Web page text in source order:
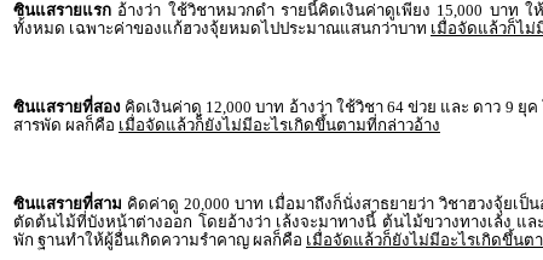
ซินแสรายแรก อ้างว่า ใช้วิชาหมวกดำ รายนี้คิดเงินค่าดูเพียง 15,000 บาท
ทั้งหมด เฉพาะค่าของแก้ฮวงจุ้ยหมดไปประมาณแสนกว่าบาท เมื่อจัดแล้วก็ไม่
ซินแสรายที่สอง คิดเงินค่าดู 12,000 บาท อ้างว่า ใช้วิชา 64 ข่วย และ ดาว 9
สารพัด ผลก็คือ เมื่อจัดแล้วก็ยังไม่มีอะไรเกิดขึ้นตามที่กล่าวอ้าง
ซินแสรายที่สาม คิดค่าดู 20,000 บาท เมื่อมาถึงก็นั่งสาธยายว่า วิชาฮวงจุ้ยเ
ตัดต้นไม้ที่บังหน้าต่างออก โดยอ้างว่า เล้งจะมาทางนี้ ต้นไม้ขวางทางเล้ง
พัก ฐานทำให้ผู้อื่นเกิดความรำคาญ ผลก็คือ เมื่อจัดแล้วก็ยังไม่มีอะไรเกิดขึ้นต